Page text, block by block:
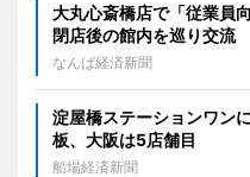
大丸心斎橋店で「従業
閉店後の館内を巡り交流
なんば経済新聞
淀屋橋ステーションワン
板、大阪は5店舗目
船場経済新聞